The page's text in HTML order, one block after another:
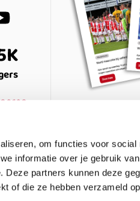
om functies voor social
informatie over je gebruik
partners kunnen deze
of die ze hebben verzameld